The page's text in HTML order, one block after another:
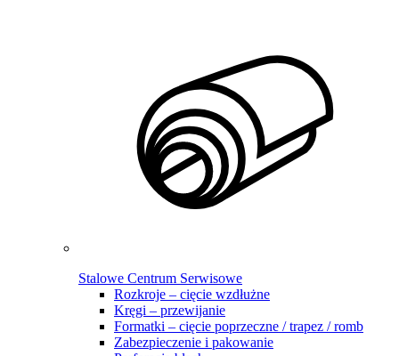
Stalowe Centrum Serwisowe
Rozkroje – cięcie wzdłużne
Kręgi – przewijanie
Formatki – cięcie poprzeczne / trapez / romb
Zabezpieczenie i pakowanie